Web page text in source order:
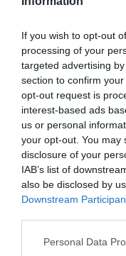
If you wish to opt-out
processing of your
targeted advertising
section to confirm
opt-out request is
interest-based ads
us or personal
your opt-out. You may
disclosure of your
IAB’s list of
also be disclosed by
Downstream
Personal Data
Καρκίνος
Οι Καρκίνοι θα
αναπάντεχες
λάβετε θα σας
θα σας θυμίσουν
περιβάλλεστε
καρδιά σας θα
εποχή θα είναι
ηρεμία αλλά και